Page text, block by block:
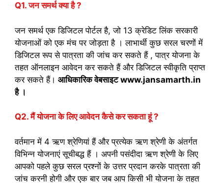
Q1. जन समर्थ क्या है ?
जन समर्थ एक डिजिटल पोर्टल है, जो 13 क्रेडिट लिंक सरकारी
योजनाओं को एक मंच पर जोड़ता है । लाभार्थी कुछ सरल चरणों में
डिजिटल रूप से पात्रता की जांच कर सकते हैं , पात्र योजना के
तहत ऑनलाइन आवेदन कर सकते हैं और डिजिटल स्वीकृति प्राप्त
कर सकते हैं। आधिकारिक वेबसाइट www.jansamarth.in
है ।
Q2. मैं योजना के लिए आवेदन कैसे कर सकता हूं ?
वर्तमान में 4 ऋण श्रेणियां हैं और प्रत्येक ऋण श्रेणी के अंतर्गत
विभिन्न योजनाएं सूचीबद्ध हैं । अपनी पसंदीदा ऋण श्रेणी के लिए
आपको पहले कुछ सरल प्रश्नों के उत्तर प्रदान करके पात्रता की
जांच करनी होगी और एक बार जब आप किसी भी योजना के तहत